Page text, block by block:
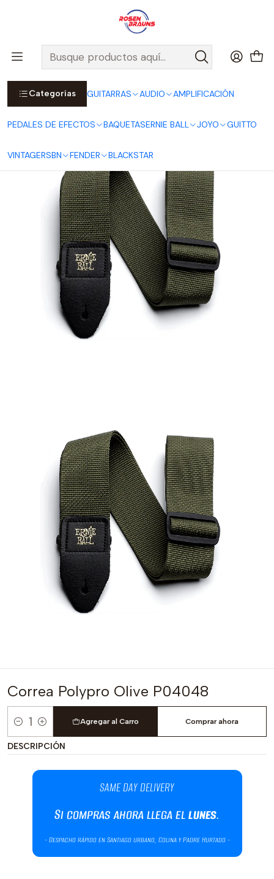
Categorías GUITARRAS AUDIO AMPLIFICACIÓN
PEDALES DE EFECTOS BAQUETASERNIE BALL JOYO GUITTO
VINTAGERSBN FENDER BLACKSTAR
Por compras sobre $25.000 en Santiago urbano, Colina o
Padre Hurtado, incluimos el despacho!
Ver Detalles
Inicio ERNIE BALL CORREAS ERNIE BALL
Polypro Straps
Correa Polypro Olive P04048
Correa Polypro Olive P04048
Cantidad
Agregar al Carro Comprar ahora
DESCRIPCIÓN